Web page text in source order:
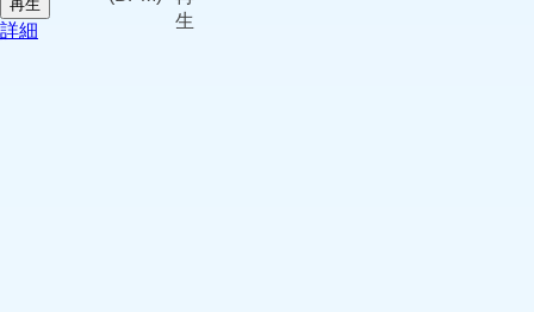
再生
詳細